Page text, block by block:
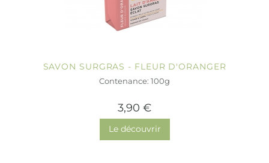
SAVON SURGRAS - FLEUR D'ORANGER
Contenance: 100g
3,90 €
Le découvrir